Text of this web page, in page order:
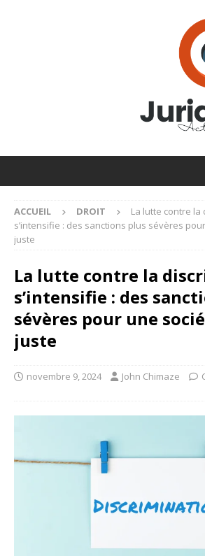
ACCUEIL DROIT
La lutte contre la
s’intensifie : des sanctions plus sévères
juste
La lutte contre la
s’intensifie : des
sévères pour une
juste
novembre 9, 2024 John Chimaze